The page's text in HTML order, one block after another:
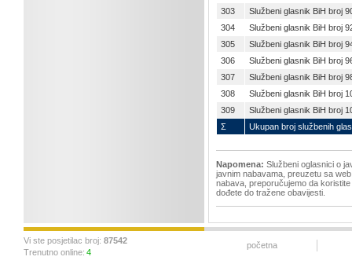
303
Službeni glasnik BiH broj
304
Službeni glasnik BiH broj
305
Službeni glasnik BiH broj
306
Službeni glasnik BiH broj
307
Službeni glasnik BiH broj
308
Službeni glasnik BiH broj
309
Službeni glasnik BiH broj
Σ
Ukupan broj službenih
Napomena: Službeni oglasnici o
javnim nabavama, preuzetu sa
nabava, preporučujemo da
dođete do tražene obavijesti.
Vi ste posjetilac broj: 87542
Trenutno online: 4
početna